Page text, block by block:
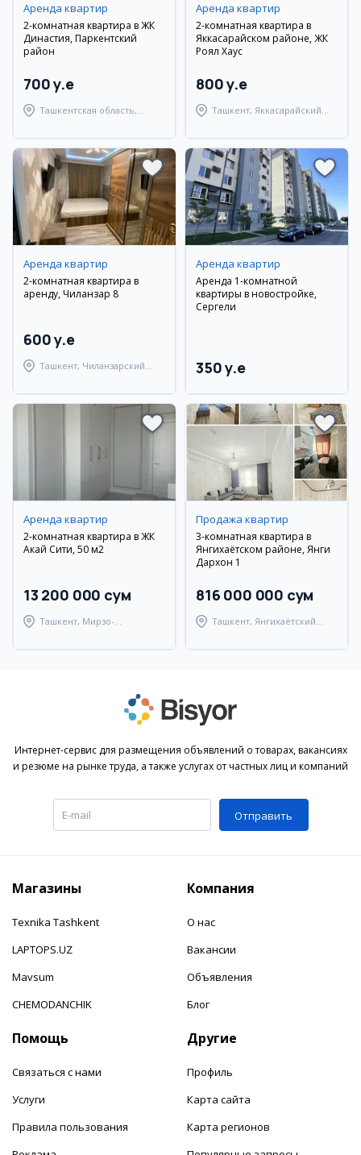
Аренда квартир
2-комнатная квартира в ЖК
Династия, Паркентский
район
700 y.e
Ташкентская область,
Аренда квартир
2-комнатная квартира в
Яккасарайском районе, ЖК
Роял Хаус
800 y.e
Ташкент, Яккасарайский
Аренда квартир
2-комнатная квартира в
аренду, Чиланзар 8
600 y.e
Ташкент, Чиланзарский
Аренда квартир
Аренда 1-комнатной
квартиры в новостройке,
Сергели
350 y.e
Аренда квартир
2-комнатная квартира в ЖК
Акай Сити, 50 м2
13 200 000 сум
Ташкент, Мирзо-
Продажа квартир
3-комнатная квартира в
Янгихаётском районе, Янги
Дархон 1
816 000 000 сум
Ташкент, Янгихаётский
Интернет-сервис для размещения объявлений о товарах, вакансиях
и резюме на рынке труда, а также услугах от частных лиц и компаний
Отправить
Магазины
Texnika Tashkent
LAPTOPS.UZ
Mavsum
CHEMODANCHIK
Компания
О нас
Вакансии
Объявления
Блог
Помощь
Связаться с нами
Услуги
Правила пользования
Другие
Профиль
Карта сайта
Карта регионов